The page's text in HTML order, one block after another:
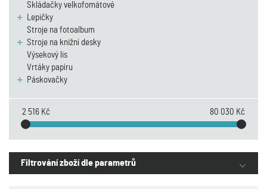
Skládačky velkofomátové
Lepičky
Stroje na fotoalbum
Stroje na knižní desky
Výsekový lis
Vrtáky papíru
Páskovačky
2 516 Kč 80 030 Kč
Filtrování zboží dle parametrů